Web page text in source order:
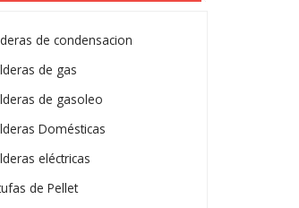
de condensacion
de gas
de gasoleo
Domésticas
eléctricas
de Pellet